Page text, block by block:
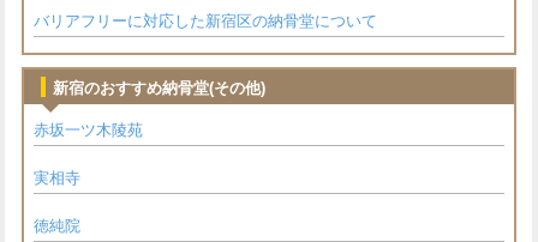
バリアフリーに対応した新宿区の納骨堂について
新宿のおすすめ納骨堂(その他)
赤坂一ツ木陵苑
実相寺
徳純院